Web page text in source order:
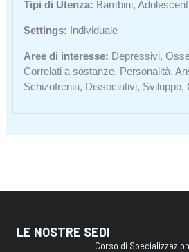
Tipi di Utenza: Bambini,
Settings: Individuale
Aree di interesse: Depressivi,
Correlati a sostanze, Personalità,
Schizofrenia, Dissociativi, Sviluppo,
LE NOSTRE SEDI
Corso di